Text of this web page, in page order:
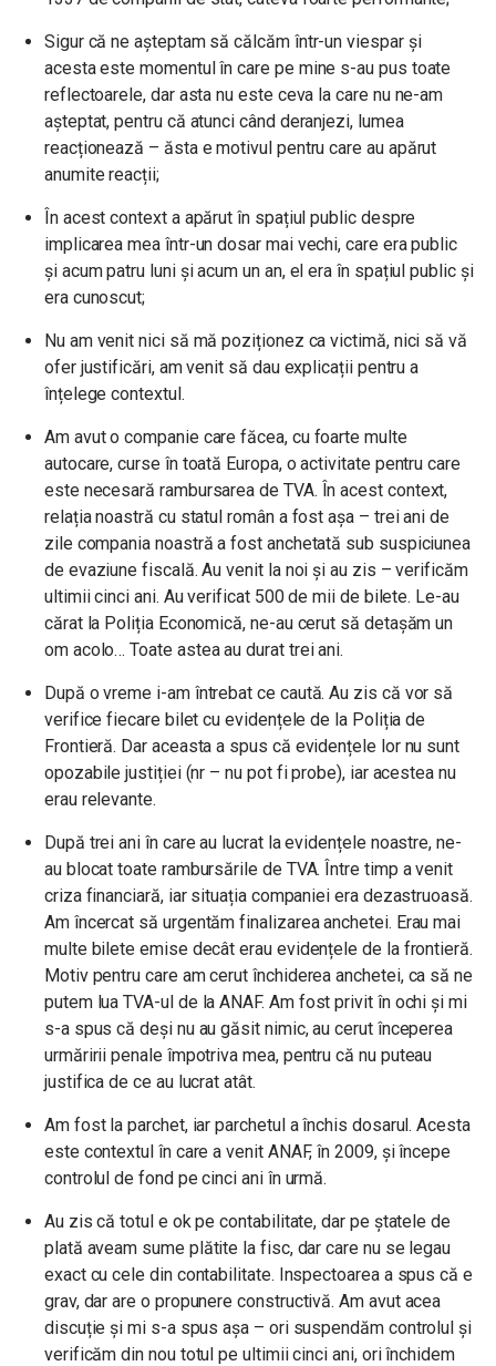
Sigur că ne așteptam să călcăm într-un viespar și
acesta este momentul în care pe mine s-au pus toate
reflectoarele, dar asta nu este ceva la care nu ne-am
așteptat,pentru că atunci când deranjezi, lumea
reacționează – ăsta e motivul pentru care au apărut
anumite reacții;
În acest context a apărut în spațiul public despre
implicarea mea într-un dosar mai vechi, care era public
și acum patru luni și acum un an, el era în spațiul public și
era cunoscut;
Nu am venit nici să mă poziționez ca victimă, nici să vă
ofer justificări, am venit să dau explicații pentru a
înțelege contextul.
Am avut o companie care făcea, cu foarte multe
autocare, curse în toată Europa, o activitate pentru care
este necesară rambursarea de TVA. În acest context,
relația noastră cu statul român a fost așa – trei ani de
zile compania noastră a fost anchetată sub suspiciunea
de evaziune fiscală. Au venit la noi și au zis – verificăm
ultimii cinci ani. Au verificat 500 de mii de bilete. Le-au
cărat la Poliția Economică, ne-au cerut să detașăm un
om acolo… Toate astea au durat trei ani.
După o vreme i-am întrebat ce caută. Au zis că vor să
verifice fiecare bilet cu evidențele de la Poliția de
Frontieră. Dar aceasta a spus că evidențele lor nu sunt
opozabile justiției (nr – nu pot fi probe), iar acestea nu
erau relevante.
După trei ani în care au lucrat la evidențele noastre, ne-
au blocat toate rambursările de TVA. Între timp a venit
criza financiară, iar situația companiei era dezastruoasă.
Am încercat să urgentăm finalizarea anchetei. Erau mai
multe bilete emise decât erau evidențele de la frontieră.
Motiv pentru care am cerut închiderea anchetei, ca să ne
putem lua TVA-ul de la ANAF. Am fost privit în ochi și mi
s-a spus că deși nu au găsit nimic, au cerut începerea
urmăririi penale împotriva mea, pentru că nu puteau
justifica de ce au lucrat atât.
Am fost la parchet, iar parchetul a închis dosarul. Acesta
este contextul în care a venit ANAF, în 2009, și începe
controlul de fond pe cinci ani în urmă.
Au zis că totul e ok pe contabilitate, dar pe ștatele de
plată aveam sume plătite la fisc, dar care nu se legau
exact cu cele din contabilitate. Inspectoarea a spus că e
grav, dar are o propunere constructivă. Am avut acea
discuție și mi s-a spus așa – ori suspendăm controlul și
verificăm din nou totul pe ultimii cinci ani, ori închidem